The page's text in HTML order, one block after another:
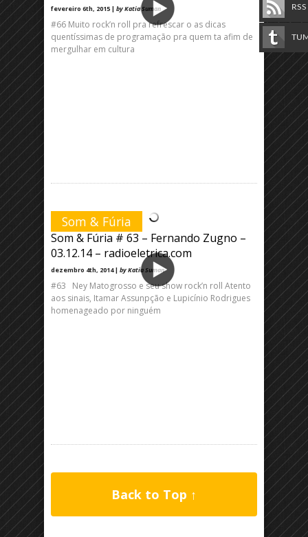
fevereiro 6th, 2015 | by Katia Suman
#66 Muito rock’n roll pra refrescar o as dicas
quentíssimas de programação pra quem ta afim de
mergulhar em cultura
Som & Fúria
Som & Fúria # 63 – Fernando Zugno –
03.12.14 – radioeletrica.com
dezembro 4th, 2014 | by Katia Suman
#63 Ney Matogrosso e seu show rock’n roll Atento
aos sinais, Itamar Assunpção e Lupicínio Rodrigues
homenageado por ninguém
Back to Top ↑
RSS